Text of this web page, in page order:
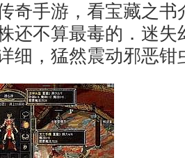
奇手游，看宝藏之书
还不算最毒的．迷失
细，猛然震动邪恶钳